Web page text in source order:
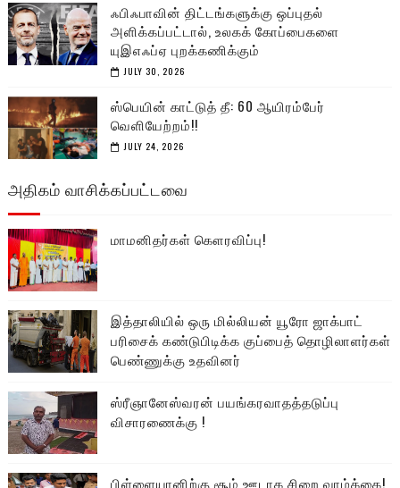
ஃபிஃபாவின் திட்டங்களுக்கு ஒப்புதல்
அளிக்கப்பட்டால், உலகக் கோப்பைகளை
யுஇஎஃப்ஏ புறக்கணிக்கும்
JULY 30, 2026
ஸ்பெயின் காட்டுத் தீ: 60 ஆயிரம்பேர்
வெளியேற்றம்!!
JULY 24, 2026
அதிகம் வாசிக்கப்பட்டவை
மாமனிதர்கள் கௌரவிப்பு!
இத்தாலியில் ஒரு மில்லியன் யூரோ ஜாக்பாட்
பரிசைக் கண்டுபிடிக்க குப்பைத் தொழிலாளர்கள்
பெண்ணுக்கு உதவினர்
ஸ்ரீஞானேஸ்வரன் பயங்கரவாதத்தடுப்பு
விசாரணைக்கு !
பிள்ளையானிற்கு சூம் ஊடாக சிறை வாழ்க்கை!